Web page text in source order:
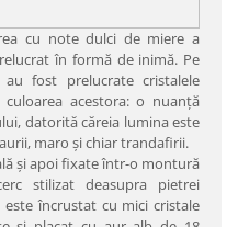
cu note dulci de miere a
în formă de inimă. Pe
fost prelucrate cristalele
culoarea acestora: o nuanţă
datorită căreia lumina este
maro şi chiar trandafirii.
şi apoi fixate într-o montură
stilizat deasupra pietrei
încrustat cu mici cristale